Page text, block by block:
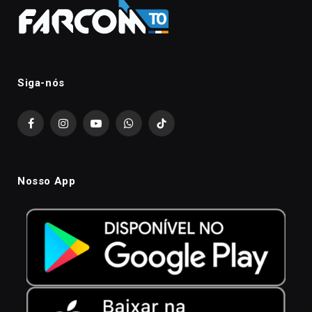
Siga-nós
FacebookInstagramYouTubeWhatsAppTikTok
Nosso App